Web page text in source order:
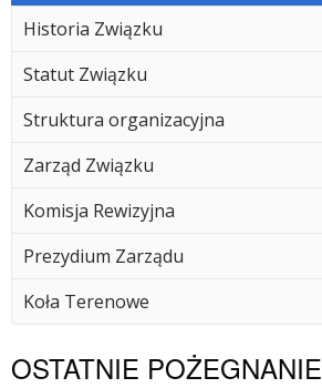
Historia Związku
Statut Związku
Struktura organizacyjna
Zarząd Związku
Komisja Rewizyjna
Prezydium Zarządu
Koła Terenowe
OSTATNIE POŻEGNANIE